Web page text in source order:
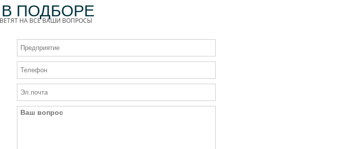
ПОДБОРЕ
НА ВСЕ ВАШИ ВОПРОСЫ